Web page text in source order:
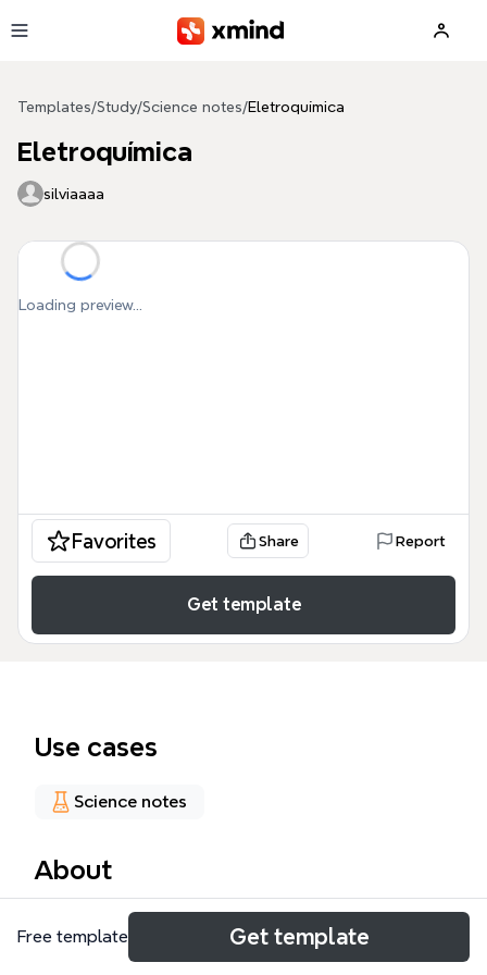
Templates/Study/Science notes/Eletroquímica
Eletroquímica
silviaaaa
Loading preview...
Favorites Share Report
Get template
Use cases
Science notes
About
O template 'Eletroquímica' é um mapa mental
focado nos fundamentos da eletroquímica,
Free template Get template